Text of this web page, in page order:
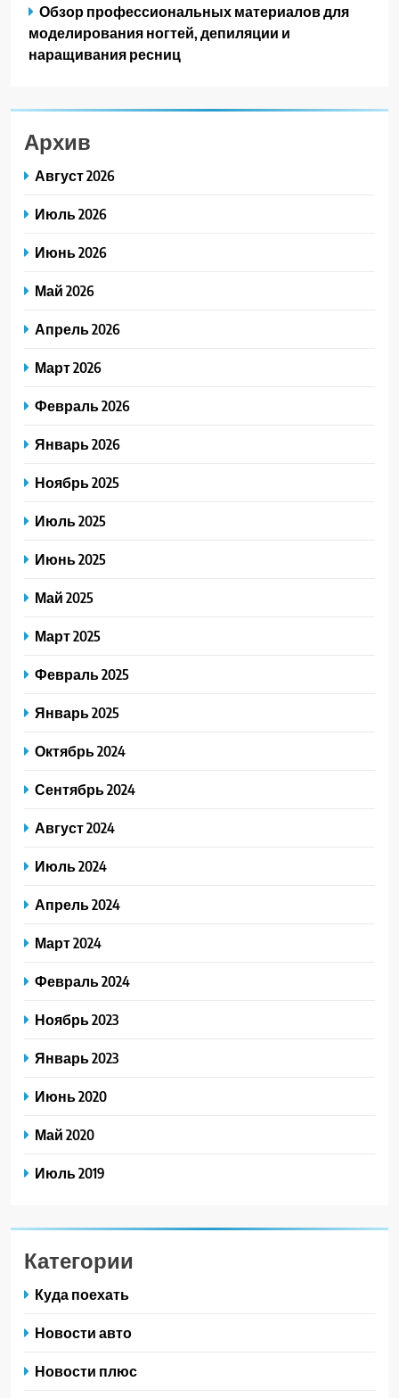
Обзор профессиональных материалов для
моделирования ногтей, депиляции и
наращивания ресниц
Архив
Август 2026
Июль 2026
Июнь 2026
Май 2026
Апрель 2026
Март 2026
Февраль 2026
Январь 2026
Ноябрь 2025
Июль 2025
Июнь 2025
Май 2025
Март 2025
Февраль 2025
Январь 2025
Октябрь 2024
Сентябрь 2024
Август 2024
Июль 2024
Апрель 2024
Март 2024
Февраль 2024
Ноябрь 2023
Январь 2023
Июнь 2020
Май 2020
Июль 2019
Категории
Куда поехать
Новости авто
Новости плюс